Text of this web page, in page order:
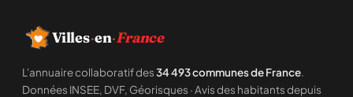
Villes·en·France
L'annuaire collaboratif des34 493 communes de France.
Données INSEE, DVF, Géorisques · Avis des habitants depuis